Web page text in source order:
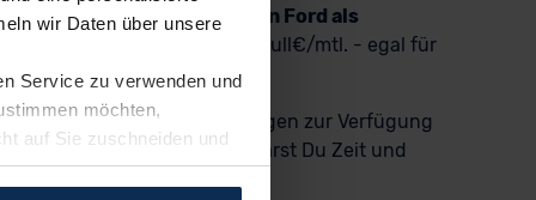
wir Daten über unsere
Service zu verwenden und
möchten,
auf Sie zuschneiden und
jederzeit anpassen
Connect Plug-in-Hybrid von Ford als
günstigen Leasingrate von null€/mtl. - egal für
oder junge Gebrauchtwagen zur Verfügung
zusammengestellt. So sparst Du Zeit und